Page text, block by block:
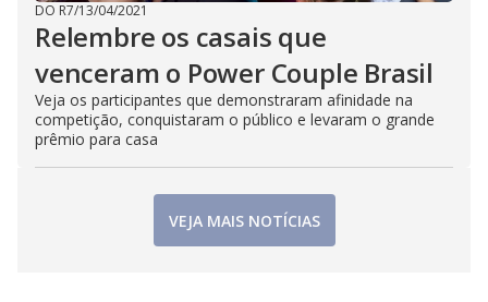
DO R7/13/04/2021
Relembre os casais que
venceram o Power Couple Brasil
Veja os participantes que demonstraram afinidade na
competição, conquistaram o público e levaram o grande
prêmio para casa
VEJA MAIS NOTÍCIAS